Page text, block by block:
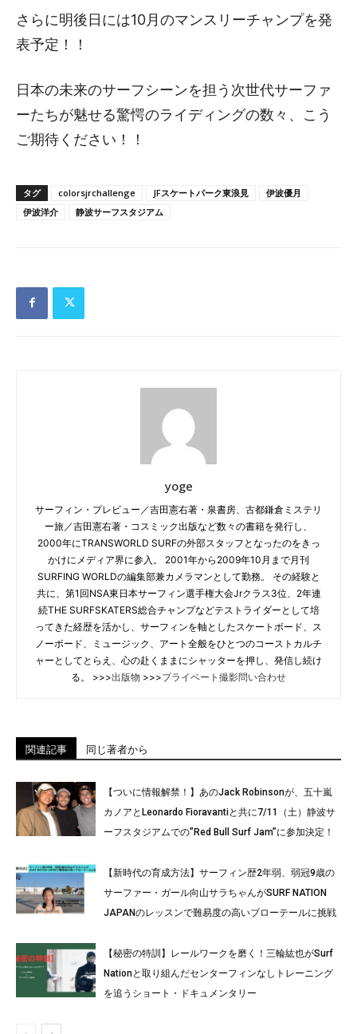
さらに明後日には10月のマンスリーチャンプを発
表予定！！
日本の未来のサーフシーンを担う次世代サーファ
ーたちが魅せる驚愕のライディングの数々、こう
ご期待ください！！
タグ colorsjrchallenge JFスケートパーク東浪見
伊波優月
伊波洋介
静波サーフスタジアム
yoge
サーフィン・プレビュー／吉田憲右著・泉書房、古都鎌倉ミステリ
ー旅／吉田憲右著・コスミック出版など数々の書籍を発行し、
2000年にTRANSWORLD SURFの外部スタッフとなったのをきっ
かけにメディア界に参入。 2001年から2009年10月まで月刊
SURFING WORLDの編集部兼カメラマンとして勤務。 その経験と
共に、第1回NSA東日本サーフィン選手権大会Jrクラス3位、2年連
続THE SURFSKATERS総合チャンプなどテストライダーとして培
ってきた経歴を活かし、サーフィンを軸としたスケートボード、ス
ノーボード、ミュージック、アート全般をひとつのコーストカルチ
ャーとしてとらえ、心の赴くままにシャッターを押し、発信し続け
る。 >>>出版物 >>>プライベート撮影問い合わせ
関連記事 同じ著者から
【ついに情報解禁！】あのJack Robinsonが、五十嵐
カノアとLeonardo Fioravantiと共に7/11（土）静波サ
ーフスタジアムでの”Red Bull Surf Jam”に参加決定！
【新時代の育成方法】サーフィン歴2年弱、弱冠9歳の
サーファー・ガール向山サラちゃんがSURF NATION
JAPANのレッスンで難易度の高いブローテールに挑戦
【秘密の特訓】レールワークを磨く！三輪紘也がSurf
Nationと取り組んだセンターフィンなしトレーニング
を追うショート・ドキュメンタリー